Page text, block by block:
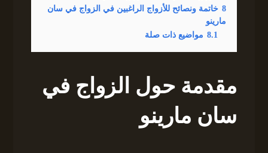
8 خاتمة ونصائح للأزواج الراغبين في الزواج في سان
مارينو
8.1 مواضيع ذات صلة
مقدمة حول الزواج في
سان مارينو